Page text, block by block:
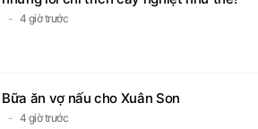
4 giờ trước
Bữa ăn vợ nấu cho Xuân Son
4 giờ trước